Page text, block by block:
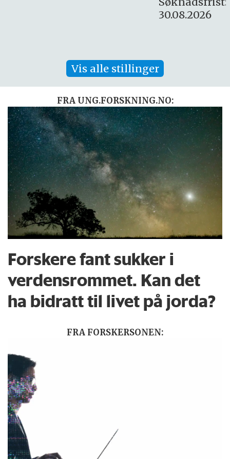
Vis alle stillinger
FRA UNG.FORSKNING.NO:
Forskere fant sukker i
verdensrommet. Kan det
ha bidratt til livet på jorda?
FRA FORSKERSONEN: